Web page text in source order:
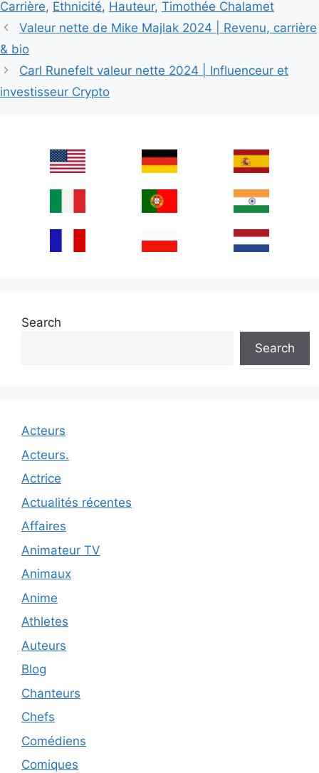
Carrière, Ethnicité, Hauteur, Timothée Chalamet
Valeur nette de Mike Majlak 2024 | Revenu, carrière
& bio
Carl Runefelt valeur nette 2024 | Influenceur et
investisseur Crypto
Search
Search
Acteurs
Acteurs.
Actrice
Actualités récentes
Affaires
Animateur TV
Animaux
Anime
Athletes
Auteurs
Blog
Chanteurs
Chefs
Comédiens
Comiques